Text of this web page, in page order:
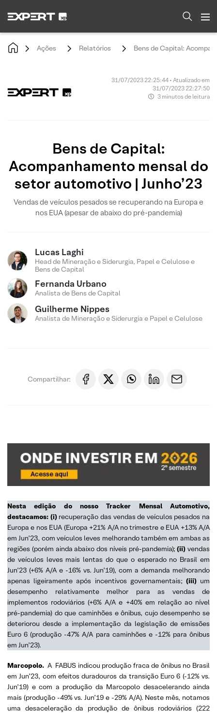
Ações Relatórios Bens de Capital:
31/07/2023 22:25:44 • Atualizado em
31/07/2023 22:27:50
3 minutos de leitura
Bens de Capital:
Acompanhamento mensal do
setor automotivo | Junho’23
Vendas de veículos pesados se recuperando na Europa e
nos EUA (apesar de abaixo do pré-pandemia)
Lucas Laghi
Head de Mineração e Siderurgia, Papel e Celulose e
Bens de Capital
Fernanda Urbano
Analista de Bens de Capital
Guilherme Nippes
Analista de Mineração e Siderurgia e Papel e Celulose
Compartilhar:
Nesta edição do nosso Tracker Mensal Automotivo,
destacamos: (i)recuperação das vendas de veículos pesados na
Europa e nos EUA (Europa +21% A/A no trimestre e EUA +13% A/A
em Jun’23, com veículos leves melhorando também em ambas as
regiões (porém ainda abaixo dos níveis pré-pandemia);(ii) vendas
de veículos leves mais lentas do que o esperado no Brasil em
Jun’23 (+6% A/A e -16% vs. Jun’19), com a demanda melhorando
apenas ligeiramente após incentivos governamentais; (iii) um
desempenho relativamente melhor para as vendas de
implementos rodoviários (+6% A/A e +40% em relação ao nível
pré-pandemia) do que caminhões e ônibus, cujo desempenho se
deteriorou desde a implementação da legislação de emissões
Euro 6 (produção -47% A/A para caminhões e -12% para ônibus
em Jun’23).
Marcopolo. A FABUS indicou produção fraca de ônibus no Brasil
em Jun’23, com efeitos duradouros da transição Euro 6 (-12% vs.
Jun’19) e com a produção da Marcopolo desacelerando ainda
mais (produção -49% vs. Jun’19 e -29% A/A). Neste mês, notamos
uma desaceleração da produção de ônibus rodoviários (222